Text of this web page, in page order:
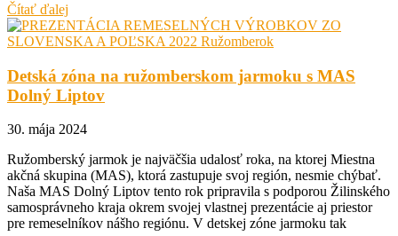
Čítať ďalej
Detská zóna na ružomberskom jarmoku s MAS
Dolný Liptov
30. mája 2024
Ružomberský jarmok je najväčšia udalosť roka, na ktorej Miestna
akčná skupina (MAS), ktorá zastupuje svoj región, nesmie chýbať.
Naša MAS Dolný Liptov tento rok pripravila s podporou Žilinského
samosprávneho kraja okrem svojej vlastnej prezentácie aj priestor
pre remeselníkov nášho regiónu. V detskej zóne jarmoku tak